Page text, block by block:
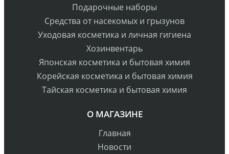
Подарочные наборы
Средства от насекомых и грызунов
Уходовая косметика и личная гигиена
Хозинвентарь
Японская косметика и бытовая химия
Корейская косметика и бытовая химия
Тайская косметика и бытовая химия
О МАГАЗИНЕ
Главная
Новости